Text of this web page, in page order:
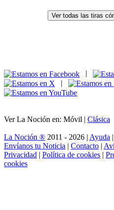
Ver todas las tiras
|
|
Ver La Noción en: Móvil | Clásica
La Noción ® 2011 - 2026 | Ayuda |
Envíanos tu Noticia | Contacto |
Privacidad | Política de cookies |
cookies